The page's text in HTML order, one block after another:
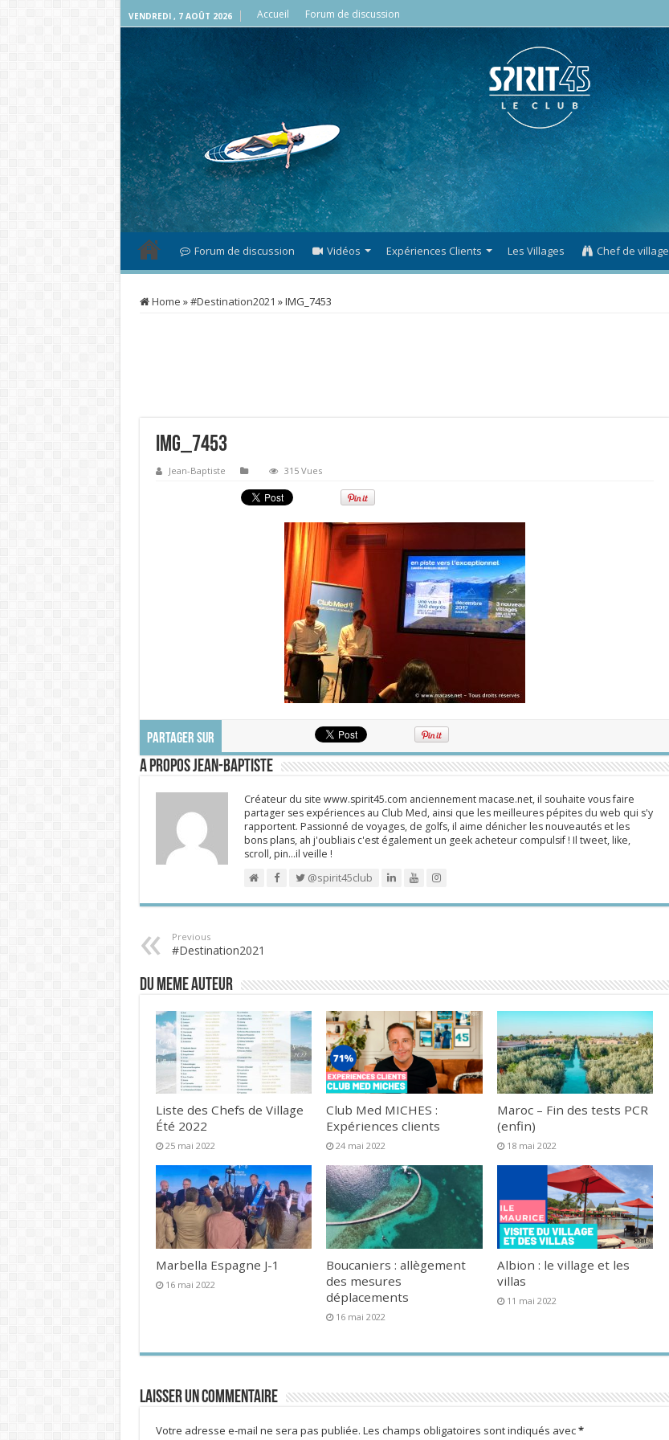
VENDREDI , 7 AOÛT 2026 Accueil Forum de discussion
Forum de discussion Vidéos Expériences Clients Les Villages Chef de village
Home »#Destination2021 »IMG_7453
IMG_7453
Jean-Baptiste 315 Vues
PARTAGER SUR
A propos Jean-Baptiste
Créateur du site www.spirit45.com anciennement macase.net, il souhaite vous faire
partager ses expériences au Club Med, ainsi que les meilleures pépites du web qui s'y
rapportent. Passionné de voyages, de golfs, il aime dénicher les nouveautés et les
bons plans, ah j'oubliais c'est également un geek acheteur compulsif ! Il tweet, like,
scroll, pin…il veille !
@spirit45club
Previous
#Destination2021
DU MEME AUTEUR
Liste des Chefs de Village
Été 2022
25 mai 2022
Club Med MICHES :
Expériences clients
24 mai 2022
Maroc – Fin des tests PCR
(enfin)
18 mai 2022
Marbella Espagne J-1
16 mai 2022
Boucaniers : allègement
des mesures
déplacements
16 mai 2022
Albion : le village et les
villas
11 mai 2022
Laisser un commentaire
Votre adresse e-mail ne sera pas publiée. Les champs obligatoires sont indiqués avec*